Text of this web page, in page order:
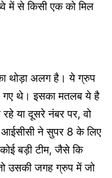
में से किसी एक को मिल
थोड़ा अलग है। ये ग्रुप
गए थे। इसका मतलब ये है
या दूसरे नंबर पर, वो
आईसीसी ने सुपर 8 के लिए
बड़ी टीम, जैसे कि
उसकी जगह ग्रुप में जो